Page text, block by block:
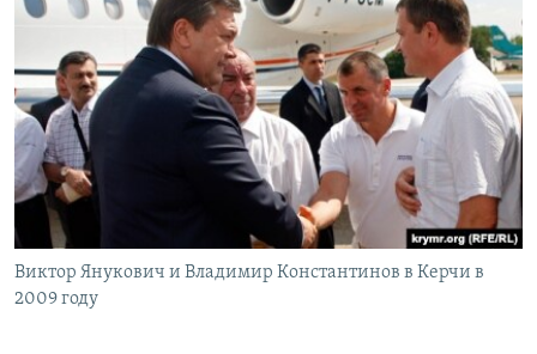
Виктор Янукович и Владимир Константинов в Керчи в
2009 году